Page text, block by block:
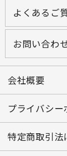
よくあるご
お問い合わ
会社概要
プライバシー
特定商取引法